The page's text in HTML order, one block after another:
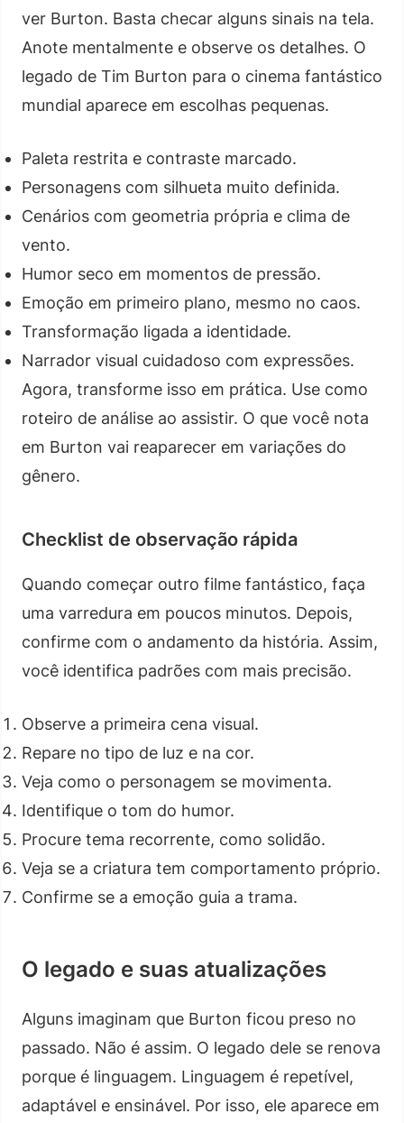
ver Burton. Basta checar alguns sinais na tela.
Anote mentalmente e observe os detalhes. O
legado de Tim Burton para o cinema fantástico
mundial aparece em escolhas pequenas.
Paleta restrita e contraste marcado.
Personagens com silhueta muito definida.
Cenários com geometria própria e clima de
vento.
Humor seco em momentos de pressão.
Emoção em primeiro plano, mesmo no caos.
Transformação ligada a identidade.
Narrador visual cuidadoso com expressões.
Agora, transforme isso em prática. Use como
roteiro de análise ao assistir. O que você nota
em Burton vai reaparecer em variações do
gênero.
Checklist de observação rápida
Quando começar outro filme fantástico, faça
uma varredura em poucos minutos. Depois,
confirme com o andamento da história. Assim,
você identifica padrões com mais precisão.
Observe a primeira cena visual.
Repare no tipo de luz e na cor.
Veja como o personagem se movimenta.
Identifique o tom do humor.
Procure tema recorrente, como solidão.
Veja se a criatura tem comportamento próprio.
Confirme se a emoção guia a trama.
O legado e suas atualizações
Alguns imaginam que Burton ficou preso no
passado. Não é assim. O legado dele se renova
porque é linguagem. Linguagem é repetível,
adaptável e ensinável. Por isso, ele aparece em